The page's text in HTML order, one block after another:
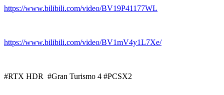
https://www.bilibili.com/video/BV19P41177WL
https://www.bilibili.com/video/BV1mV4y1L7Xe/
#RTX HDR #Gran Turismo 4 #PCSX2